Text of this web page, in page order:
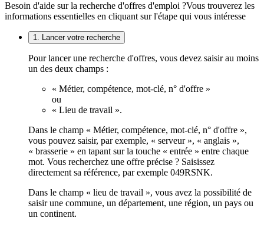
Besoin d'aide sur la recherche d'offres d'emploi ?Vous trouverez les
informations essentielles en cliquant sur l'étape qui vous intéresse
1. Lancer votre recherche
Pour lancer une recherche d'offres, vous devez saisir au moins
un des deux champs :
« Métier, compétence, mot-clé, n° d'offre »
ou
« Lieu de travail ».
Dans le champ « Métier, compétence, mot-clé, n° d'offre »,
vous pouvez saisir, par exemple, « serveur », « anglais »,
« brasserie » en tapant sur la touche « entrée » entre chaque
mot. Vous recherchez une offre précise ? Saisissez
directement sa référence, par exemple 049RSNK.
Dans le champ « lieu de travail », vous avez la possibilité de
saisir une commune, un département, une région, un pays ou
un continent.